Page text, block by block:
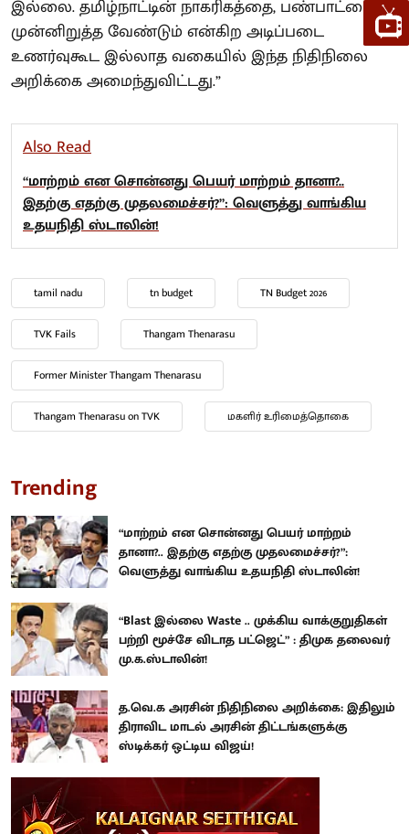
இல்லை. தமிழ்நாட்டின் நாகரிகத்தை, பண்பாட்டை
முன்னிறுத்த வேண்டும் என்கிற அடிப்படை
உணர்வுகூட இல்லாத வகையில் இந்த நிதிநிலை
அறிக்கை அமைந்துவிட்டது.”
Also Read
“மாற்றம் என சொன்னது பெயர் மாற்றம் தானா?..
இதற்கு எதற்கு முதலமைச்சர்?”: வெளுத்து வாங்கிய
உதயநிதி ஸ்டாலின்!
tamil nadu tn budget TN Budget 2026
TVK Fails Thangam Thenarasu
Former Minister Thangam Thenarasu
Thangam Thenarasu on TVK மகளிர் உரிமைத்தொகை
Trending
“மாற்றம் என சொன்னது பெயர் மாற்றம்
தானா?.. இதற்கு எதற்கு முதலமைச்சர்?”:
வெளுத்து வாங்கிய உதயநிதி ஸ்டாலின்!
“Blast இல்லை Waste .. முக்கிய வாக்குறுதிகள்
பற்றி மூச்சே விடாத பட்ஜெட்” : திமுக தலைவர்
மு.க.ஸ்டாலின்!
த.வெ.க அரசின் நிதிநிலை அறிக்கை: இதிலும்
திராவிட மாடல் அரசின் திட்டங்களுக்கு
ஸ்டிக்கர் ஒட்டிய விஜய்!